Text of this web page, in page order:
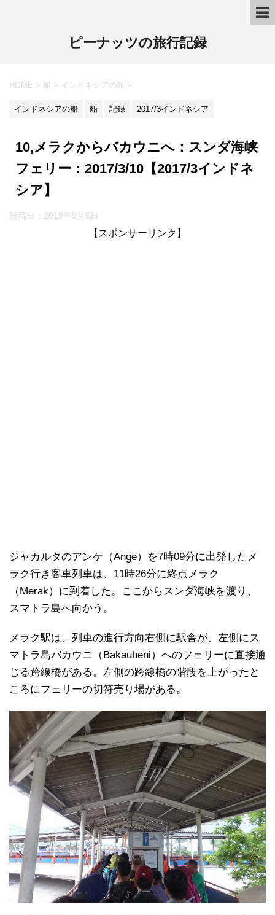
ピーナッツの旅行記録
HOME > 船 > インドネシアの船 >
インドネシアの船 船 記録 2017/3インドネシア
10,メラクからバカウニへ：スンダ海峡
フェリー：2017/3/10【2017/3インドネ
シア】
投稿日：2019年9月6日
【スポンサーリンク】
ジャカルタのアンケ（Ange）を7時09分に出発したメ
ラク行き客車列車は、11時26分に終点メラク
（Merak）に到着した。ここからスンダ海峡を渡り、
スマトラ島へ向かう。
メラク駅は、列車の進行方向右側に駅舎が、左側にス
マトラ島バカウニ（Bakauheni）へのフェリーに直接通
じる跨線橋がある。左側の跨線橋の階段を上がったと
ころにフェリーの切符売り場がある。